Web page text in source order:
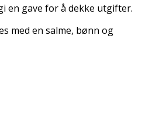
en gave for å dekke utgifter.
med en salme, bønn og